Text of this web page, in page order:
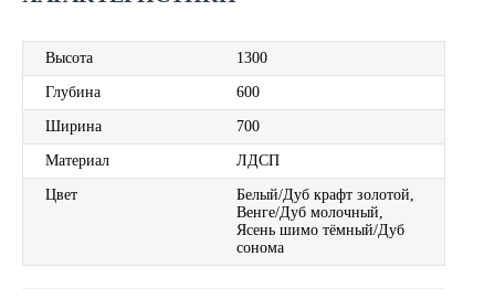
Высота 1300
Глубина 600
Ширина 700
Материал ЛДСП
Цвет
Белый/Дуб крафт золотой,
Венге/Дуб молочный,
Ясень шимо тёмный/Дуб
сонома